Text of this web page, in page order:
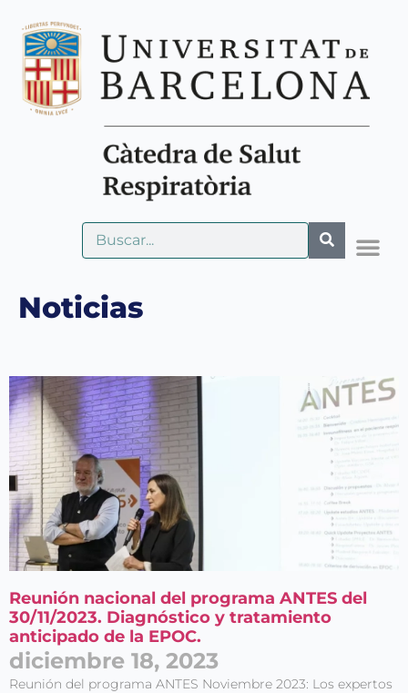
Noticias
Reunión nacional del programa ANTES del
30/11/2023. Diagnóstico y tratamiento
anticipado de la EPOC.
diciembre 18, 2023
Reunión del programa ANTES Noviembre 2023: Los expertos